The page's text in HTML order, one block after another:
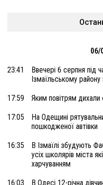
06/
23:41
Ввечері 6 серпня під
Ізмаїльському
17:59 Яким повітрям дихали
17:05
На Одещині
пошкодженої автівки
16:35
В Ізмаїлі збудують
усіх школярів міста
харчуванням
16:03
В Одесі 12-річна